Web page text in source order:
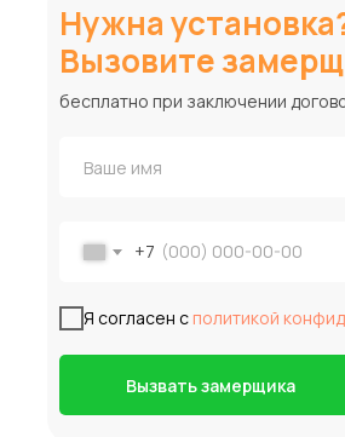
Нужна
Вызовите
+7
Я согласен с политикой
Вызвать замерщика
бесплатно при заключении